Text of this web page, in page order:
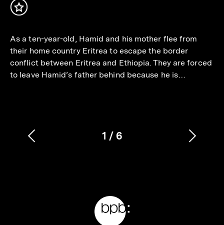
Inhalt
As a ten-year-old, Hamid and his mother flee from
their home country Eritrea to escape the border
conflict between Eritrea and Ethiopia. They are forced
to leave Hamid’s father behind because he is…
Karussellinhalt
1
von
/ 6
Vorherigen